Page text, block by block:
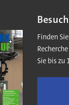
Finden
Sie bis zu